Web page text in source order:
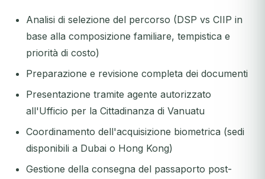
Analisi di selezione del percorso (DSP vs CIIP in
base alla composizione familiare, tempistica e
priorità di costo)
Preparazione e revisione completa dei documenti
Presentazione tramite agente autorizzato
all'Ufficio per la Cittadinanza di Vanuatu
Coordinamento dell'acquisizione biometrica (sedi
disponibili a Dubai o Hong Kong)
Gestione della consegna del passaporto post-